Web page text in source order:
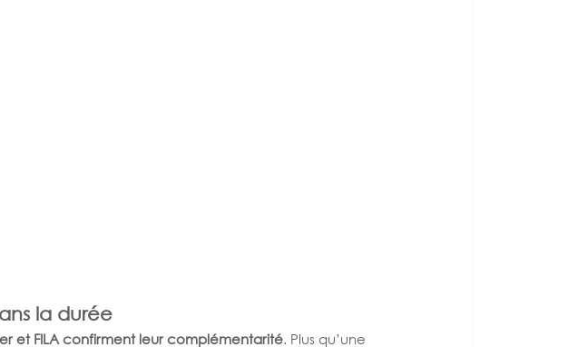
la durée
et FILA confirment leur complémentarité. Plus qu’une